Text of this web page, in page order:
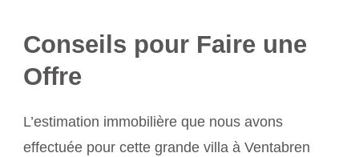
Conseils pour Faire une
Offre
L’estimation immobilière que nous avons
effectuée pour cette grande villa à Ventabren